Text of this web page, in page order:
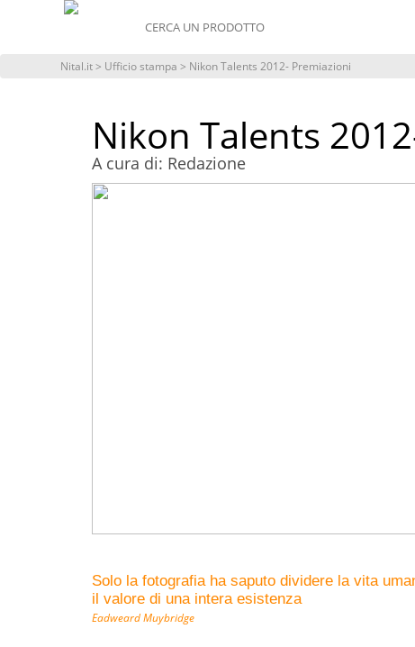
Nital.it> Ufficio stampa > Nikon Talents 2012- Premiazioni
Nikon Talents
A cura di: Redazione
Solo la fotografia ha saputo dividere la vita
il valore di una intera esistenza
Eadweard Muybridge